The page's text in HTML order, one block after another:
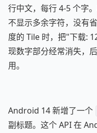
行中文，每行 4-5 个字
不显示多余字符，没有
度的 Tile 时，把"下载:
现数字部分经常消失，
用。
Android 14 新增了一个
副标题。这个 API 在